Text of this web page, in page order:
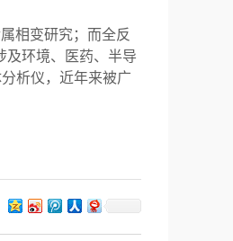
相变研究；而全反
及环境、医药、半导
析仪，近年来被广